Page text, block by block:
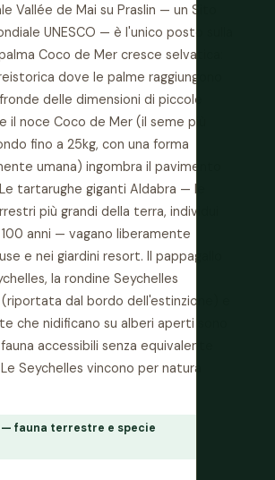
Vallée de Mai su Praslin — un Sito
UNESCO — è l'unico posto sulla
Coco de Mer cresce selvatica:
dove le palme raggiungono
delle dimensioni di piccole
il noce Coco de Mer (il seme più
fino a 25kg, con una forma
umana) ingombra il pavimento
tartarughe giganti Aldabra — le
più grandi della terra, individui
anni — vagano liberamente
e nei giardini resort. Il pappagallo
la rondine Seychelles
dal bordo dell'estinzione) e
che nidificano su alberi aperti sono
accessibili senza equivalente
Seychelles vincono per natura
fauna terrestre e specie